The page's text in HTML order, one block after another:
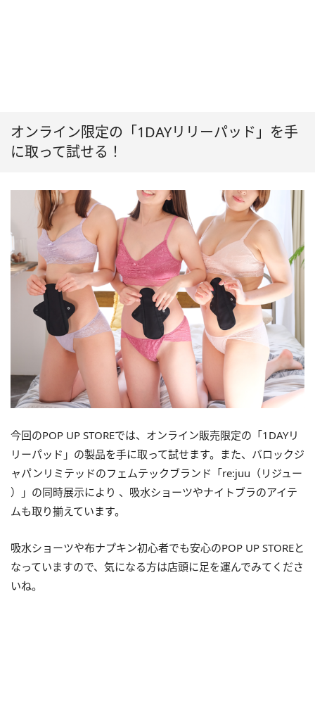
オンライン限定の「1DAYリリーパッド」を手
に取って試せる！
今回のPOP UP STOREでは、オンライン販売限定の「1DAYリ
リーパッド」の製品を手に取って試せます。また、バロックジ
ャパンリミテッドのフェムテックブランド「re:juu（リジュー
）」の同時展示により 、吸水ショーツやナイトブラのアイテ
ムも取り揃えています。
吸水ショーツや布ナプキン初心者でも安心のPOP UP STOREと
なっていますので、気になる方は店頭に足を運んでみてくださ
いね。